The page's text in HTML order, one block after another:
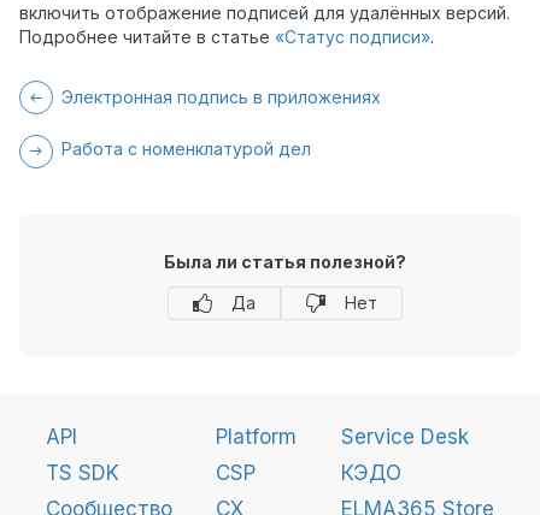
включить отображение подписей для удалённых версий.
Подробнее читайте в статье «Статус подписи».
Электронная подпись в приложениях
Работа с номенклатурой дел
Была ли статья полезной?
Да
Нет
API
TS SDK
Сообщество
Platform
CSP
CX
Service Desk
КЭДО
ELMA365 Store